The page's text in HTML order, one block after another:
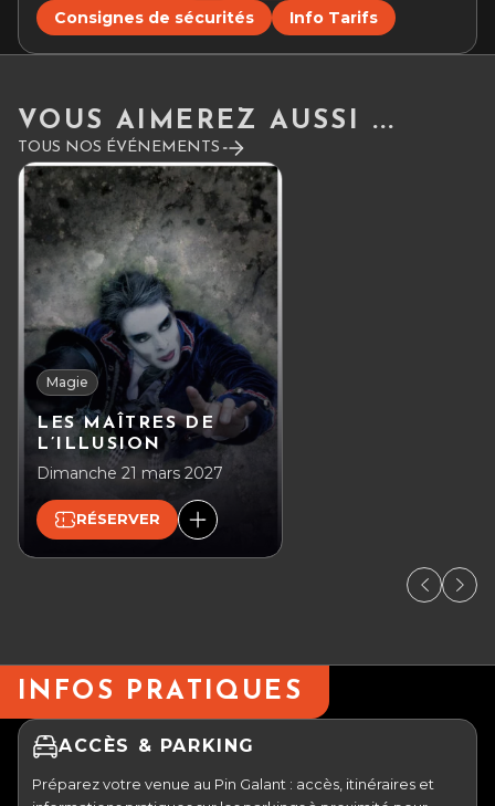
Consignes de sécurités
Info Tarifs
VOUS AIMEREZ AUSSI ...
TOUS NOS ÉVÉNEMENTS
Magie
LES MAÎTRES DE
L’ILLUSION
Dimanche 21 mars 2027
RÉSERVER
INFOS PRATIQUES
ACCÈS & PARKING
Préparez votre venue au Pin Galant : accès, itinéraires et